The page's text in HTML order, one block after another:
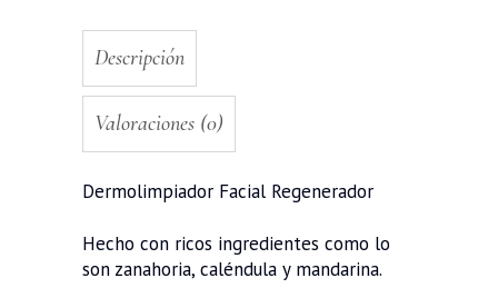
Descripción
Valoraciones (0)
Dermolimpiador Facial Regenerador
Hecho con ricos ingredientes como lo
son zanahoria, caléndula y mandarina.